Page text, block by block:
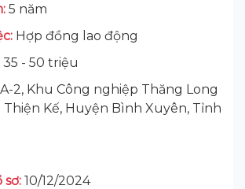
5 năm
Hợp đồng lao động
35 - 50 triệu
2, Khu Công nghiệp Thăng Long
Thiện Kế, Huyện Bình Xuyên, Tỉnh
sơ: 10/12/2024